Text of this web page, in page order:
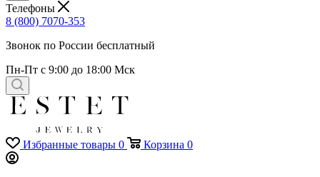
Телефоны
8 (800) 7070-353
Звонок по России бесплатный
Пн-Пт с 9:00 до 18:00 Мск
Избранные товары 0 Корзина 0